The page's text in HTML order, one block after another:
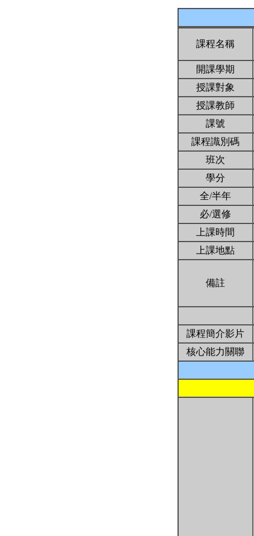
課程名稱
開課學期
授課對象
授課教師
課號
課程識別碼
班次
學分
全/半年
必/選修
上課時間
上課地點
備註
課程簡介影片
核心能力關聯